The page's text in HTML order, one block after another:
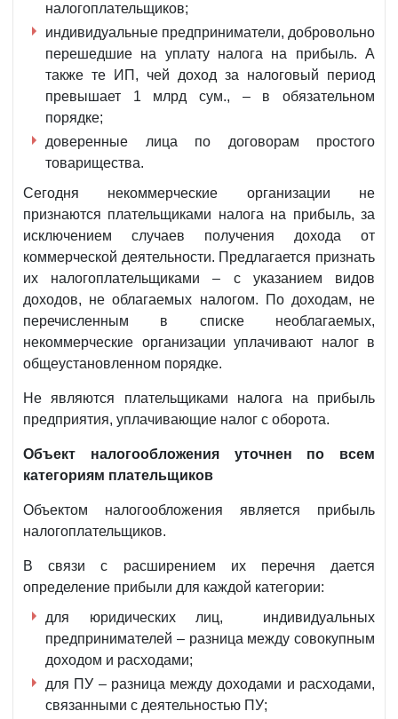
налогоплательщиков;
индивидуальные предприниматели, добровольно
перешедшие на уплату налога на прибыль. А
также те ИП, чей доход за налоговый период
превышает 1 млрд сум., – в обязательном
порядке;
доверенные лица по договорам простого
товарищества.
Сегодня некоммерческие организации не
признаются плательщиками налога на прибыль, за
исключением случаев получения дохода от
коммерческой деятельности. Предлагается признать
их налогоплательщиками – с указанием видов
доходов, не облагаемых налогом. По доходам, не
перечисленным в списке необлагаемых,
некоммерческие организации уплачивают налог в
общеустановленном порядке.
Не являются плательщиками налога на прибыль
предприятия, уплачивающие налог с оборота.
Объект налогообложения уточнен по всем
категориям плательщиков
Объектом налогообложения является прибыль
налогоплательщиков.
В связи с расширением их перечня дается
определение прибыли для каждой категории:
для юридических лиц, индивидуальных
предпринимателей – разница между совокупным
доходом и расходами;
для ПУ – разница между доходами и расходами,
связанными с деятельностью ПУ;